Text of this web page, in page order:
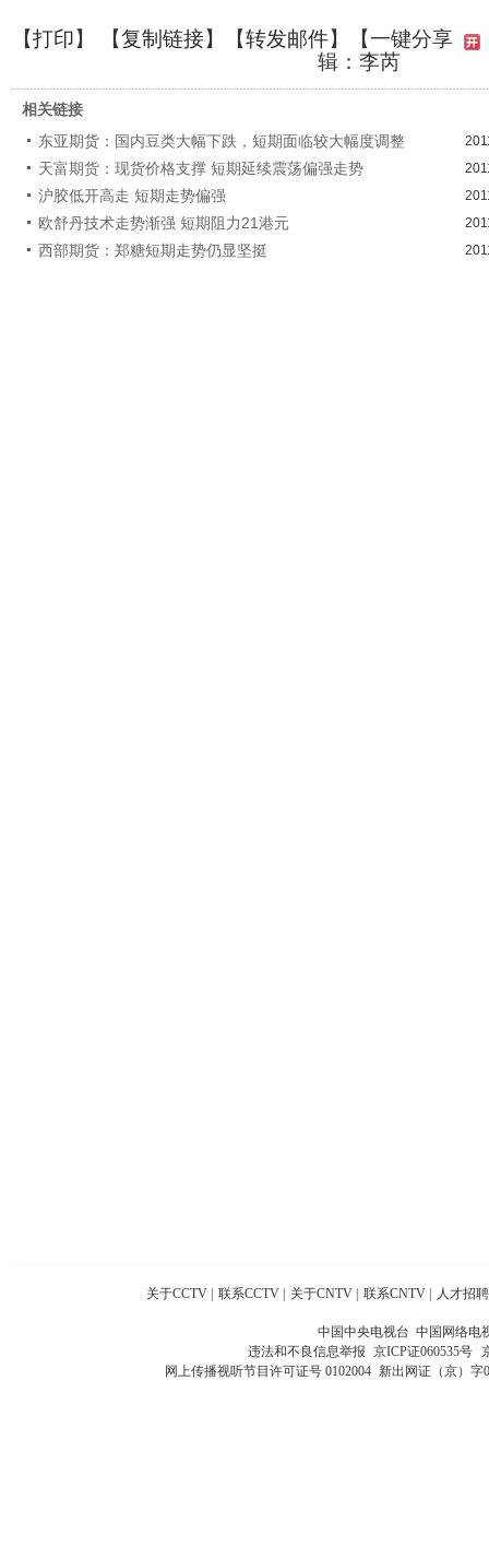
【打印】 【复制链接】【转发邮件】
【一键分享
辑：李芮
相关链接
东亚期货：国内豆类大幅下跌，短期面临较大幅度调整
天富期货：现货价格支撑 短期延续震荡偏强走势
沪胶低开高走 短期走势偏强
欧舒丹技术走势渐强 短期阻力21港元
西部期货：郑糖短期走势仍显坚挺
关于CCTV 联系CCTV 关于CNTV 联系CNTV 人才招聘
中国中央电视台 中国网络电
违法和不良信息举报 京ICP证060535号
网上传播视听节目许可证号 0102004 新出网证（京）